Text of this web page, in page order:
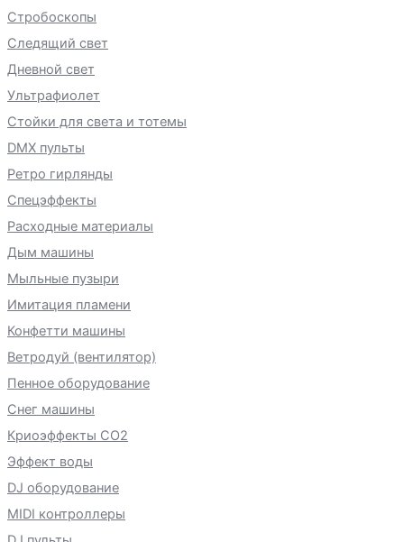
Стробоскопы
Следящий свет
Дневной свет
Ультрафиолет
Стойки для света и тотемы
DMX пульты
Ретро гирлянды
Спецэффекты
Расходные материалы
Дым машины
Мыльные пузыри
Имитация пламени
Конфетти машины
Ветродуй (вентилятор)
Пенное оборудование
Снег машины
Криоэффекты CO2
Эффект воды
DJ оборудование
MIDI контроллеры